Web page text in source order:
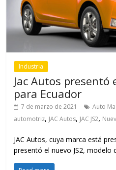
Industria
Jac Autos presentó
para Ecuador
7 de marzo de 2021 Auto
automotriz, JAC Autos, JAC JS2,
JAC Autos, cuya marca está
presentó el nuevo JS2, modelo